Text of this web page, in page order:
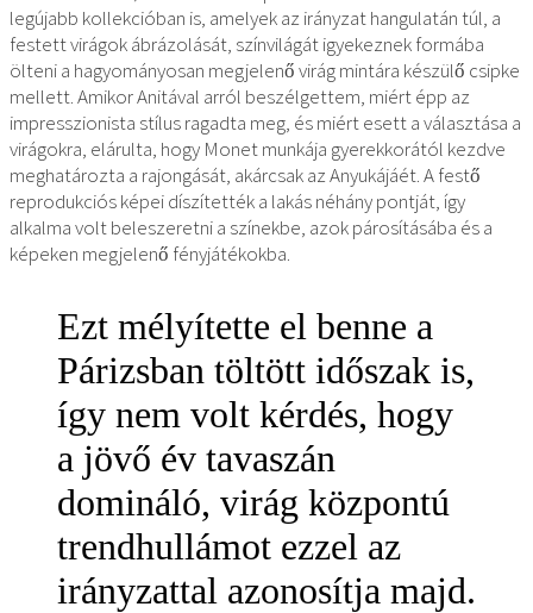
legújabb kollekcióban is, amelyek az irányzat hangulatán túl, a
festett virágok ábrázolását, színvilágát igyekeznek formába
ölteni a hagyományosan megjelenő virág mintára készülő csipke
mellett. Amikor Anitával arról beszélgettem, miért épp az
impresszionista stílus ragadta meg, és miért esett a választása a
virágokra, elárulta, hogy Monet munkája gyerekkorától kezdve
meghatározta a rajongását, akárcsak az Anyukájáét. A festő
reprodukciós képei díszítették a lakás néhány pontját, így
alkalma volt beleszeretni a színekbe, azok párosításába és a
képeken megjelenő fényjátékokba.
Ezt mélyítette el benne a
Párizsban töltött időszak is,
így nem volt kérdés, hogy
a jövő év tavaszán
domináló, virág központú
trendhullámot ezzel az
irányzattal azonosítja majd.